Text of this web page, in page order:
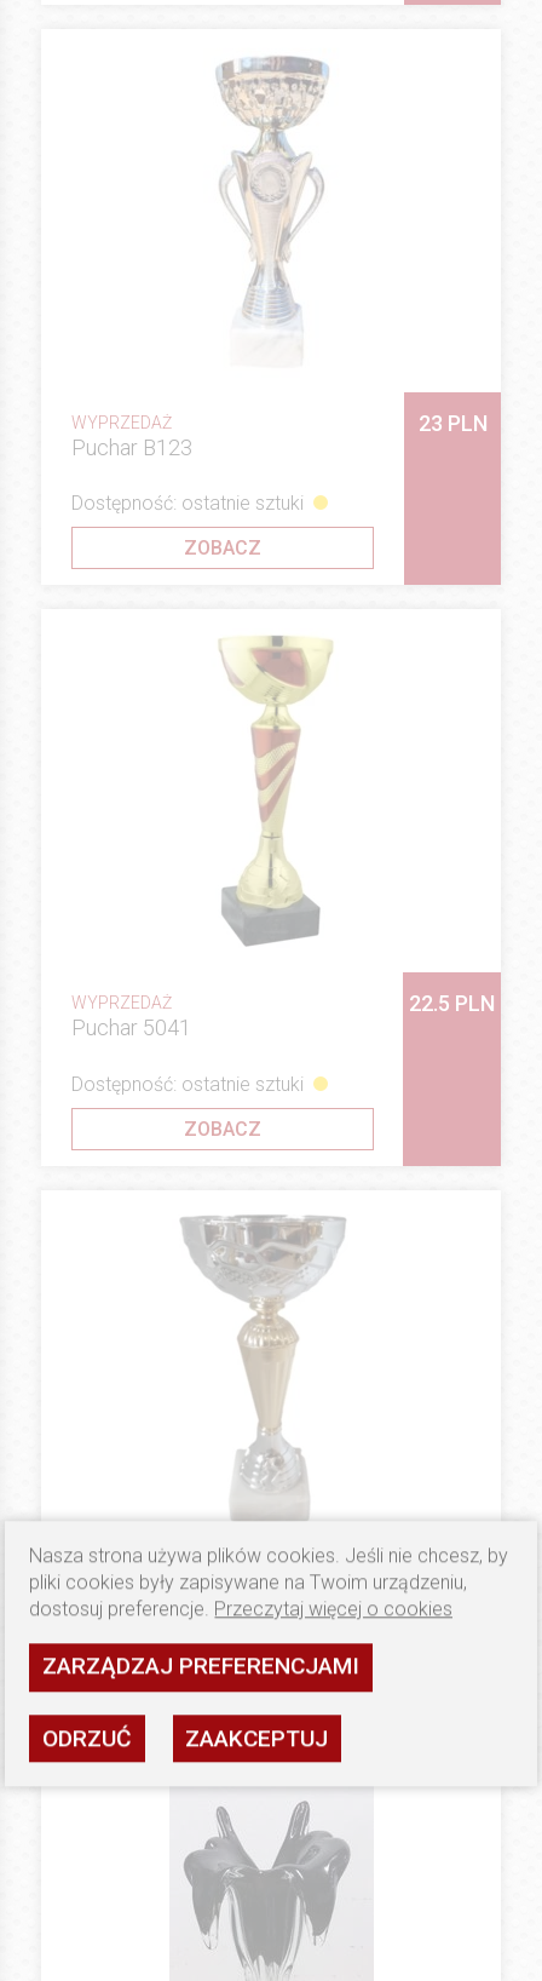
WYPRZEDAŻ
Puchar B123
23 PLN
Dostępność: ostatnie sztuki
ZOBACZ
WYPRZEDAŻ
Puchar 5041
22.5 PLN
Dostępność: ostatnie sztuki
ZOBACZ
WYPRZEDAŻ
Puchar 0808
23.5 PLN
Dostępność: ostatnie sztuki
ZOBACZ
Nasza strona używa plików cookies. Jeśli nie chcesz, by
pliki cookies były zapisywane na Twoim urządzeniu,
dostosuj preferencje. Przeczytaj więcej o cookies
ZARZĄDZAJ PREFERENCJAMI
ODRZUĆ ZAAKCEPTUJ